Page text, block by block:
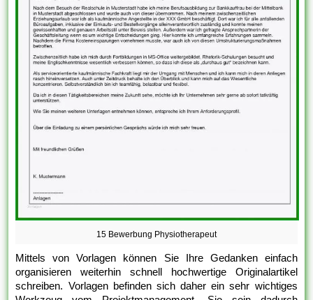
15 Bewerbung Physiotherapeut
Mittels von Vorlagen können Sie Ihre Gedanken einfach
organisieren weiterhin schnell hochwertige Originalartikel
schreiben. Vorlagen befinden sich daher ein sehr wichtiges